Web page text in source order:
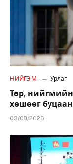
НИЙГЭМ Урлаг
Төр, нийгмийн
хөшөөг
03/08/2026